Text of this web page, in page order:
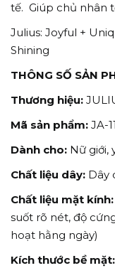
tế. Giúp chủ nhân
Julius: Joyful +
Shining
THÔNG SỐ SẢN
Thương hiệu:
Mã sản phẩm: JA-
Dành cho: Nữ giới,
Chất liệu dây: Dây
Chất liệu mặt kính:
suốt rõ nét, độ
hoạt hằng ngày)
Kích thước bề mặt: